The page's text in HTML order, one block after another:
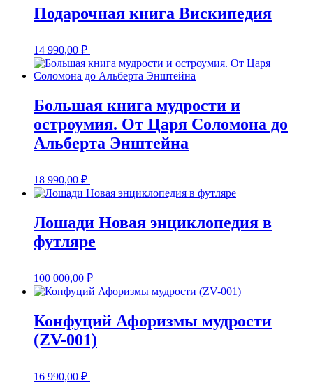
Подарочная книга Вискипедия
14 990,00 ₽
Большая книга мудрости и
остроумия. От Царя Соломона до
Альберта Энштейна
18 990,00 ₽
Лошади Новая энциклопедия в
футляре
100 000,00 ₽
Конфуций Афоризмы мудрости
(ZV-001)
16 990,00 ₽